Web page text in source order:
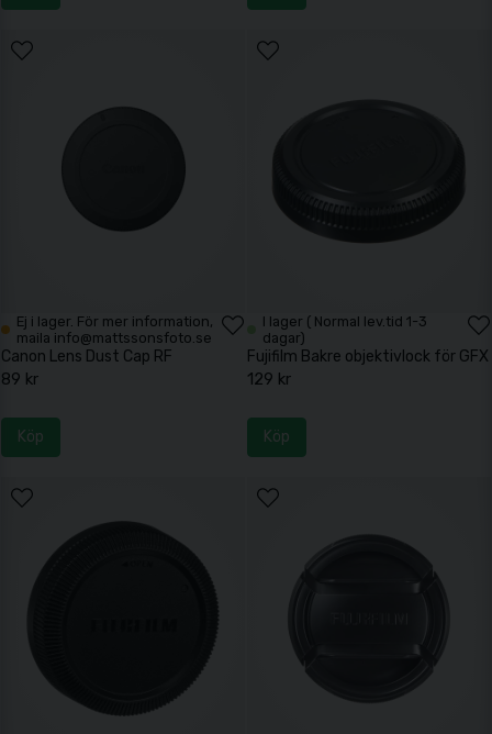
Ej i lager. För mer information,
maila info@mattssonsfoto.se
Canon Lens Dust Cap RF
89 kr
Köp
I lager ( Normal lev.tid 1-3
dagar)
Fujifilm Bakre objektivlock för GFX
129 kr
Köp